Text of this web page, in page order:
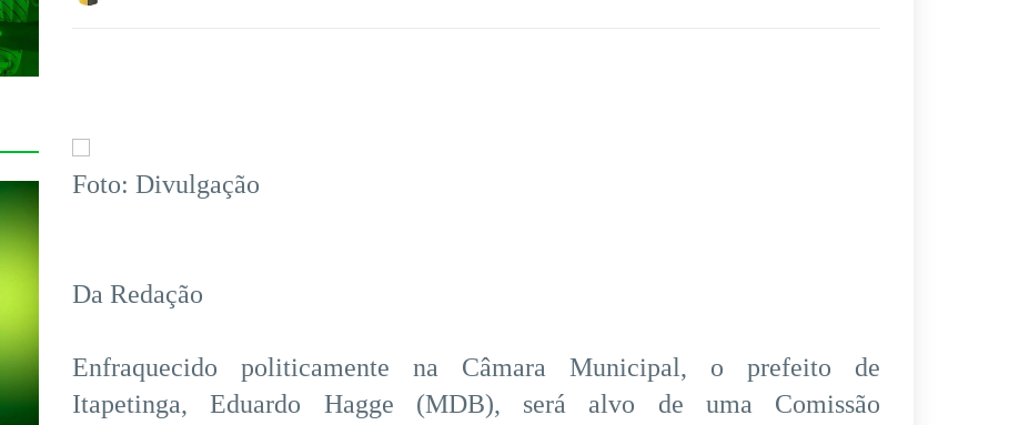
Foto: Divulgação
Da Redação
Enfraquecido politicamente na Câmara Municipal, o prefeito de
Itapetinga, Eduardo Hagge (MDB), será alvo de uma Comissão